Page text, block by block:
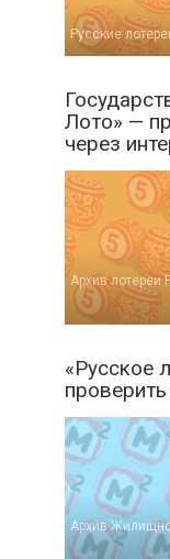
Русские
Лото» —
через
Архив лотереи
«Русское
Архив